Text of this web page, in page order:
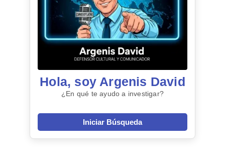
Hola, soy Argenis David
¿En qué te ayudo a investigar?
Iniciar Búsqueda